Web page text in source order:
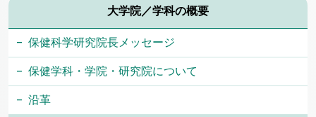
大学院／学科の概要
保健科学研究院長メッセージ
保健学科・学院・研究院について
沿革